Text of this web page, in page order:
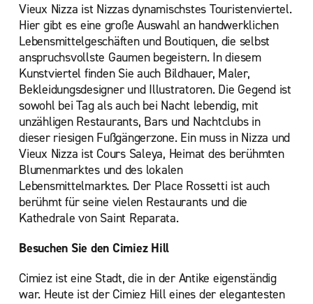
Vieux Nizza ist Nizzas dynamischstes Touristenviertel.
Hier gibt es eine große Auswahl an handwerklichen
Lebensmittelgeschäften und Boutiquen, die selbst
anspruchsvollste Gaumen begeistern. In diesem
Kunstviertel finden Sie auch Bildhauer, Maler,
Bekleidungsdesigner und Illustratoren. Die Gegend ist
sowohl bei Tag als auch bei Nacht lebendig, mit
unzähligen Restaurants, Bars und Nachtclubs in
dieser riesigen Fußgängerzone. Ein muss in Nizza und
Vieux Nizza ist Cours Saleya, Heimat des berühmten
Blumenmarktes und des lokalen
Lebensmittelmarktes. Der Place Rossetti ist auch
berühmt für seine vielen Restaurants und die
Kathedrale von Saint Reparata.
Besuchen Sie den Cimiez Hill
Cimiez ist eine Stadt, die in der Antike eigenständig
war. Heute ist der Cimiez Hill eines der elegantesten